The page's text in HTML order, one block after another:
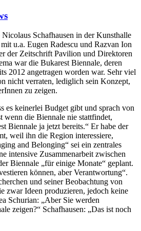
Schafhausen in der Kunsthalle
u.a. Eugen Radescu und Razvan Ion
der Zeitschrift Pavilion und Direktoren
war die Bukarest Biennale, deren
2012 angetragen worden war. Sehr viel
nicht verraten, lediglich sein Konzept,
zu zeigen.
es keinerlei Budget gibt und sprach von
wenn die Biennale nie stattfindet,
Biennale ja jetzt bereits.“ Er habe der
weil ihn die Region interessiere,
and Belonging“ sei ein zentrales
intensive Zusammenarbeit zwischen
Biennale „für einige Monate“ geplant.
können, aber Verantwortung“.
und seiner Beobachtung von
zwar Ideen produzieren, jedoch keine
Schurian: „Aber Sie werden
zeigen?“ Schafhausen: „Das ist noch